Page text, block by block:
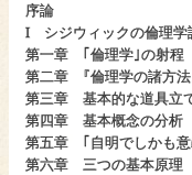
序論
I シジウィックの倫理学
第一章 ｢倫理学｣の射程
第二章
『倫理学の諸方
第三章 基本的な道具立
第四章 基本概念の分析
第五章 ｢自明でしかも意
第六章 三つの基本原理